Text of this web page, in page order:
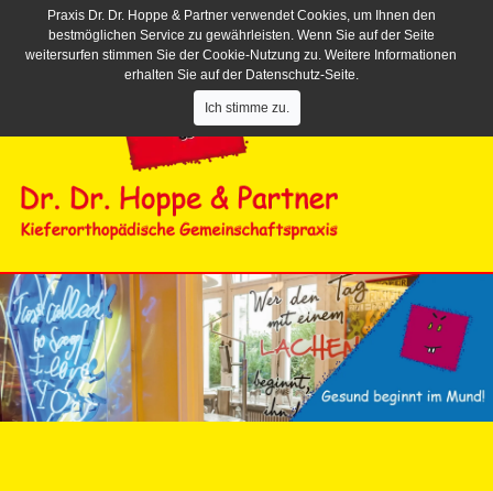
Praxis Dr. Dr. Hoppe & Partner verwendet Cookies, um Ihnen den
bestmöglichen Service zu gewährleisten. Wenn Sie auf der Seite
weitersurfen stimmen Sie der Cookie-Nutzung zu. Weitere Informationen
erhalten Sie auf der Datenschutz-Seite.
Ich stimme zu.